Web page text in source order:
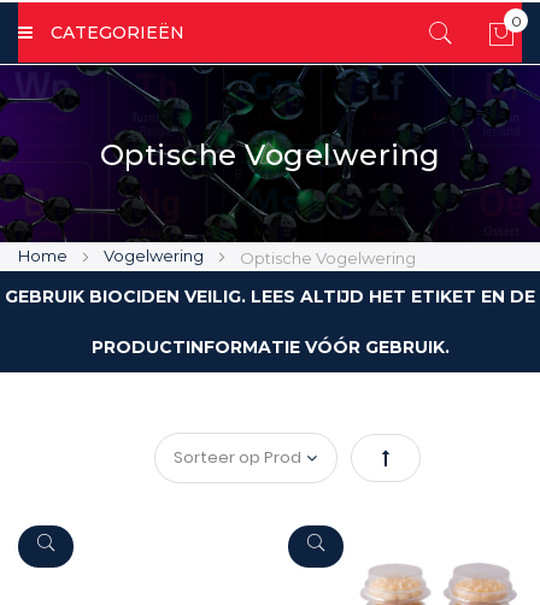
CATEGORIEËN
0
Optische Vogelwering
Home Vogelwering Optische Vogelwering
GEBRUIK BIOCIDEN VEILIG. LEES ALTIJD HET ETIKET EN DE
PRODUCTINFORMATIE VÓÓR GEBRUIK.
Van
naar